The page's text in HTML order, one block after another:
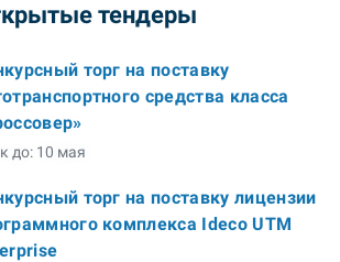
тендеры
торг на поставку
средства класса
до: 10 мая
торг на поставку лицензии
комплекса Ideco UTM